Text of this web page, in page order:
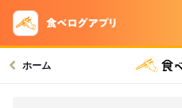
ホーム